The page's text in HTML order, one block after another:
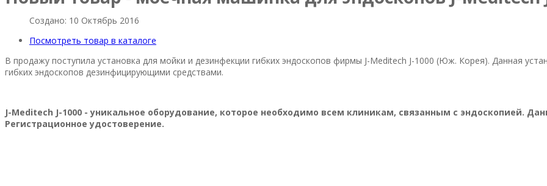
Создано: 10 Октябрь 2016
Посмотреть товар в каталоге
В продажу поступила установка для мойки и дезинфекции гибких эндоскопов фирмы J-Meditech J-1000 (Юж. Корея). Данная
гибких эндоскопов дезинфицирующими средствами.
J-Meditech J-1000 - уникальное оборудование, которое необходимо всем клиникам, связанным с эндоскопией.
Регистрационное удостоверение.